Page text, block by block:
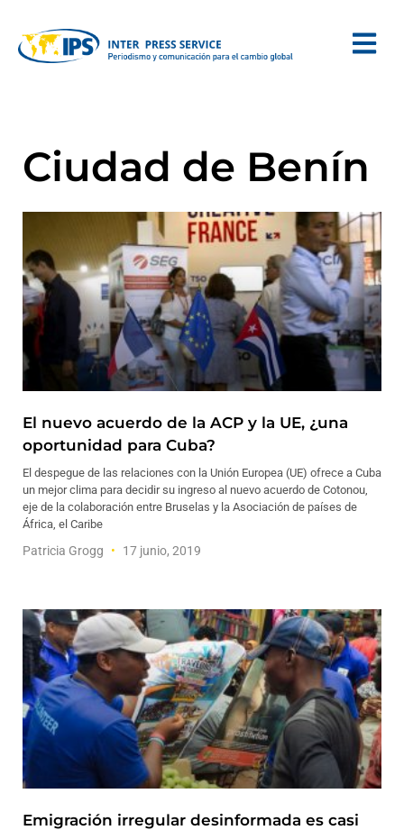
Ciudad de Benín
El nuevo acuerdo de la ACP y la UE, ¿una
oportunidad para Cuba?
El despegue de las relaciones con la Unión Europea (UE) ofrece a Cuba
un mejor clima para decidir su ingreso al nuevo acuerdo de Cotonou,
eje de la colaboración entre Bruselas y la Asociación de países de
África, el Caribe
Patricia Grogg 17 junio, 2019
Emigración irregular desinformada es casi